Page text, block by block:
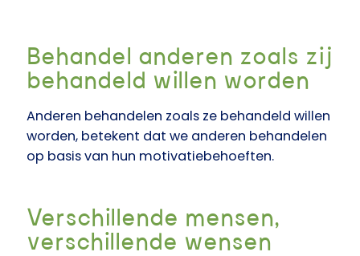
Behandel anderen zoals zij
behandeld willen worden
Anderen behandelen zoals ze behandeld willen
worden, betekent dat we anderen behandelen
op basis van hun motivatiebehoeften.
Verschillende mensen,
verschillende wensen